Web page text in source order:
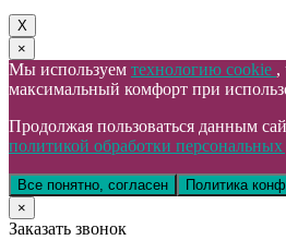
X
×
Мы используем технологию cookie ,
максимальный комфорт при
Продолжая пользоваться данным
политикой обработки
Все понятно, согласен
Политика
×
Заказать звонок